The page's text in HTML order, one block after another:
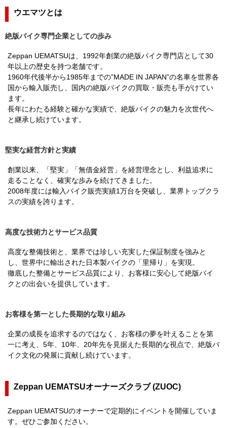
ウエマツとは
絶版バイク専門企業としての歩み
Zeppan UEMATSUは、1992年創業の絶版バイク専門店として30
年以上の歴史を持つ老舗です。
1960年代後半から1985年までの”MADE IN JAPAN”の名車を世界各
国から輸入販売し、国内の絶版バイクの買取・販売も手がけてい
ます。
長年にわたる経験と確かな実績で、絶版バイクの魅力を次世代へ
と継承し続けています。
堅実な経営方針と実績
創業以来、「堅実」「無借金経営」を経営理念とし、利益追求に
走ることなく、確実な歩みを続けてきました。
2008年度には輸入バイク販売実績1万台を突破し、業界トップクラ
スの実績を誇ります。
高度な技術力とサービス品質
高度な整備技術と、業界では珍しい充実した保証制度を強みと
し、世界中に輸出された日本製バイクの「里帰り」を実現。
徹底した整備とサービス品質により、お客様に安心して絶版バイ
クとの出会いを提供しています。
お客様を第一とした長期的な取り組み
企業の成長を追求するのではなく、お客様の夢を叶えることを第
一に考え、5年、10年、20年先を見据えた長期的な視点で、絶版バ
イク文化の発展に貢献し続けています。
Zeppan UEMATSUオーナーズクラブ (ZUOC)
Zeppan UEMATSUのオーナーで定期的にイベントを開催していま
す。ぜひご参加ください。